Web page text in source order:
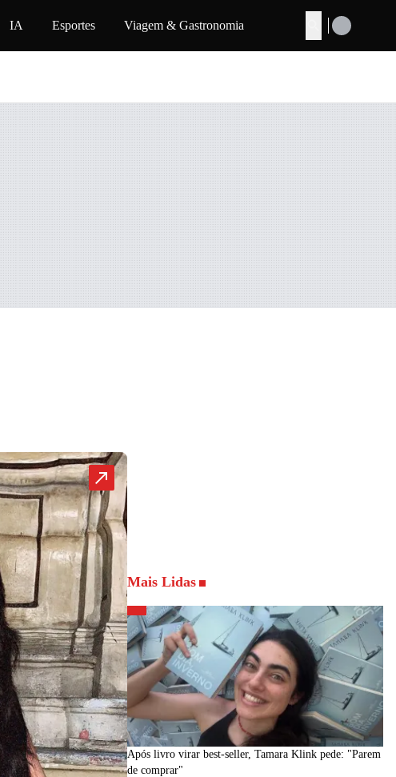
Buscar
IA Esportes Viagem & Gastronomia
Mais Lidas
Após livro virar best-seller, Tamara Klink pede: "Parem
de comprar"